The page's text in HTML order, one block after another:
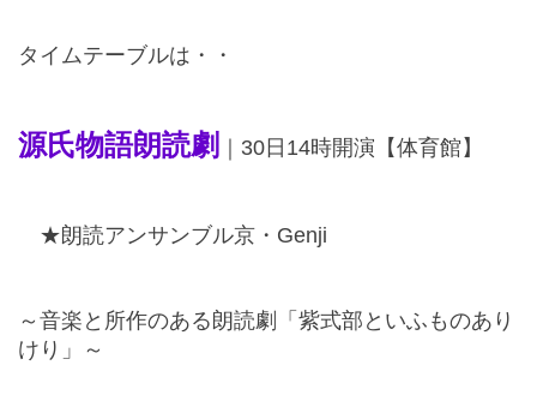
タイムテーブルは・・
源氏物語朗読劇 ｜ 30日 14時開演【体育館】
★朗読アンサンブル京・ Genji
～音楽と所作のある朗読劇「紫式部といふものあり
けり」～